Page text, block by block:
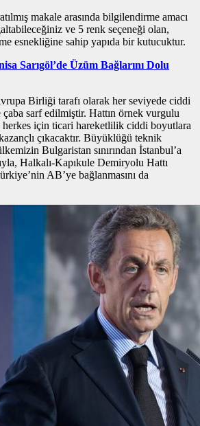
makale arasında bilgilendirme amacı
ve 5 renk seçeneği olan,
esnekliğine sahip yapıda bir kutucuktur.
Sarıgöl’de Üzüm Bağlarını Dolu
Birliği tarafı olarak her seviyede ciddi
sarf edilmiştir. Hattın örnek vurgulu
için ticari hareketlilik ciddi boyutlara
çıkacaktır. Büyüklüğü teknik
Bulgaristan sınırından İstanbul’a
Halkalı-Kapıkule Demiryolu Hattı
AB’ye bağlanmasını da